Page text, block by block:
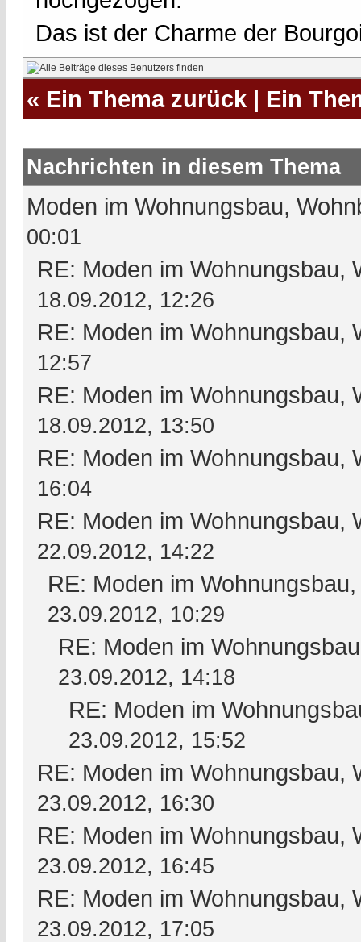
Das ist der Charme der
« Ein Thema zurück | Ein
Nachrichten in diesem Thema
Moden im Wohnungsbau,
00:01
RE: Moden im Wohnungsbau,
18.09.2012, 12:26
RE: Moden im Wohnungsbau,
12:57
RE: Moden im Wohnungsbau,
18.09.2012, 13:50
RE: Moden im Wohnungsbau,
16:04
RE: Moden im Wohnungsbau,
22.09.2012, 14:22
RE: Moden im
23.09.2012, 10:29
RE: Moden im
23.09.2012, 14:18
RE: Moden im
23.09.2012, 15:52
RE: Moden im Wohnungsbau,
23.09.2012, 16:30
RE: Moden im Wohnungsbau,
23.09.2012, 16:45
RE: Moden im Wohnungsbau,
23.09.2012, 17:05